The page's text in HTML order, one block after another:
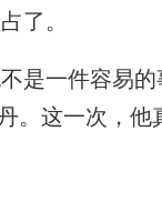
了。
是一件容易
。这一次，